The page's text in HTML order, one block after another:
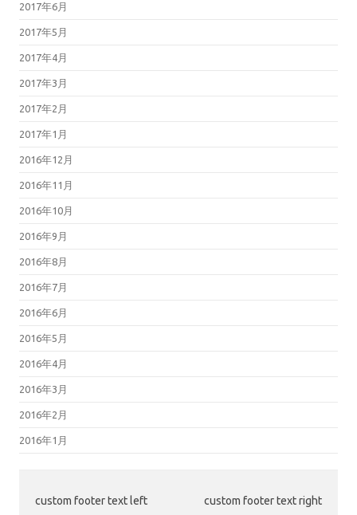
2017年6月
2017年5月
2017年4月
2017年3月
2017年2月
2017年1月
2016年12月
2016年11月
2016年10月
2016年9月
2016年8月
2016年7月
2016年6月
2016年5月
2016年4月
2016年3月
2016年2月
2016年1月
custom footer text left custom footer text right